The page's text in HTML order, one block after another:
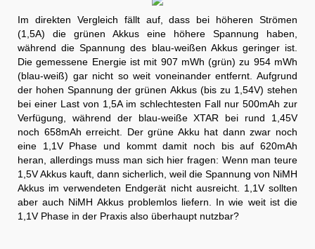
Im direkten Vergleich fällt auf, dass bei höheren Strömen
(1,5A) die grünen Akkus eine höhere Spannung haben,
während die Spannung des blau-weißen Akkus geringer ist.
Die gemessene Energie ist mit 907 mWh (grün) zu 954 mWh
(blau-weiß) gar nicht so weit voneinander entfernt. Aufgrund
der hohen Spannung der grünen Akkus (bis zu 1,54V) stehen
bei einer Last von 1,5A im schlechtesten Fall nur 500mAh zur
Verfügung, während der blau-weiße XTAR bei rund 1,45V
noch 658mAh erreicht. Der grüne Akku hat dann zwar noch
eine 1,1V Phase und kommt damit noch bis auf 620mAh
heran, allerdings muss man sich hier fragen: Wenn man teure
1,5V Akkus kauft, dann sicherlich, weil die Spannung von NiMH
Akkus im verwendeten Endgerät nicht ausreicht. 1,1V sollten
aber auch NiMH Akkus problemlos liefern. In wie weit ist die
1,1V Phase in der Praxis also überhaupt nutzbar?